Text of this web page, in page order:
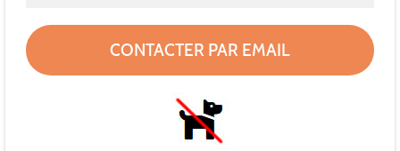
CONTACTER PAR EMAIL